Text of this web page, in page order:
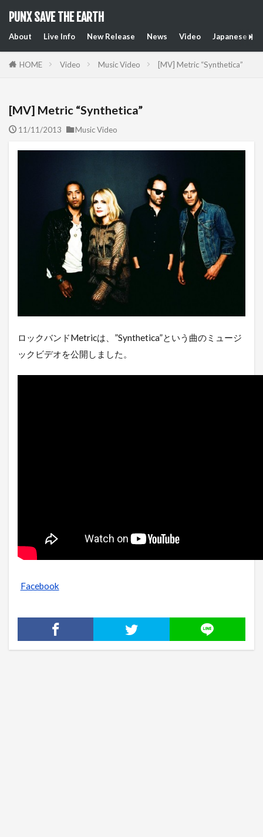
PUNX SAVE THE EARTH
About Live Info New Release News Video Japanese
HOME Video Music Video [MV] Metric “Synthetica”
[MV] Metric “Synthetica”
11/11/2013 Music Video
ロックバンドMetricは、”Synthetica”という曲のミュージ
ックビデオを公開しました。
Facebook